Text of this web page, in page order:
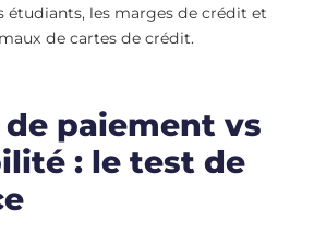
étudiants, les marges de crédit et
de cartes de crédit.
paiement vs
: le test de